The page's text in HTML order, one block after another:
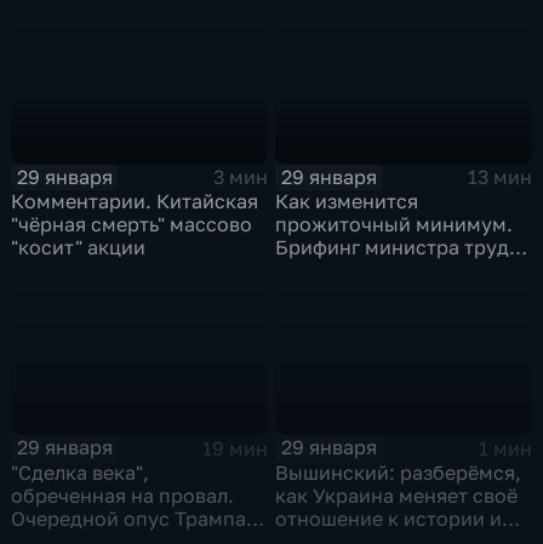
29 января
3 мин
Комментарии. Китайская
"чёрная смерть" массово
"косит" акции
29 января
13 мин
Как изменится
прожиточный минимум.
Брифинг министра труда
29 января
19 мин
"Сделка века",
обреченная на провал.
Очередной опус Трампа.
29 января
1 мин
Вышинский: разберёмся,
как Украина меняет своё
отношение к истории и